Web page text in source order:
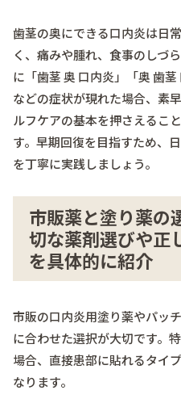
歯茎の奥にできる口内炎は日
く、痛みや腫れ、食事のしづ
に「歯茎 奥 口内炎」「奥 歯茎
などの症状が現れた場合、素
ルフケアの基本を押さえるこ
す。早期回復を目指すため、
を丁寧に実践しましょう。
市販薬と塗り薬の
切な薬剤選びや正
を具体的に紹介
市販の口内炎用塗り薬やパッ
に合わせた選択が大切です。
場合、直接患部に貼れるタイ
なります。